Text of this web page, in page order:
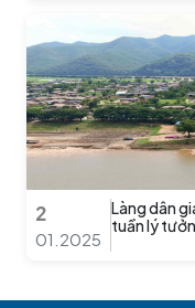
2
01.2025
Làng dân
tuần lý